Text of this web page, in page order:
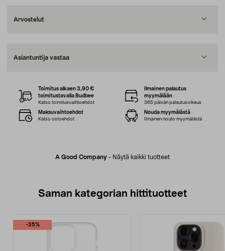
Arvostelut
Asiantuntija vastaa
A Good Company - Näytä kaikki tuotteet
Toimitus alkaen 3,90 €
toimitustavalla Budbee
Katso toimitusvaihtoehdot
Ilmainen palautus
myymälään
365 päivän palautusoikeus
Maksuvaihtoehdot
Katso ostoehdot
Nouda myymälästä
Ilmainen nouto myymälästä
Saman kategorian hittituotteet
-35%